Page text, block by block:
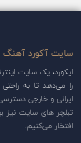
سایت آکورد آهنگ
ایکورد، یک سایت
را می‌دهد تا به
ایرانی و خارجی
تبلچر های سایت نیز
افتخار می‌کنیم.